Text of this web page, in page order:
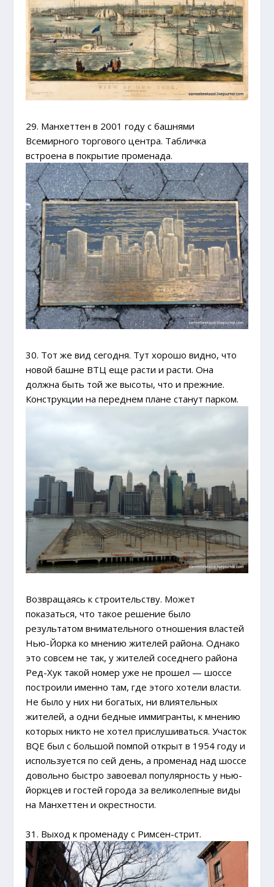
29. Манхеттен в 2001 году с башнями
Всемирного торгового центра. Табличка
встроена в покрытие променада.
30. Тот же вид сегодня. Тут хорошо видно, что
новой башне ВТЦ еще расти и расти. Она
должна быть той же высоты, что и прежние.
Конструкции на переднем плане станут парком.
Возвращаясь к строительству. Может
показаться, что такое решение было
результатом внимательного отношения властей
Нью-Йорка ко мнению жителей района. Однако
это совсем не так, у жителей соседнего района
Ред-Хук такой номер уже не прошел — шоссе
построили именно там, где этого хотели власти.
Не было у них ни богатых, ни влиятельных
жителей, а одни бедные иммигранты, к мнению
которых никто не хотел прислушиваться. Участок
BQE был с большой помпой открыт в 1954 году и
используется по сей день, а променад над шоссе
довольно быстро завоевал популярность у нью-
йоркцев и гостей города за великолепные виды
на Манхеттен и окрестности.
31. Выход к променаду с Римсен-стрит.